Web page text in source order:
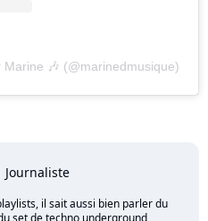
🎶 (@marinedmusique)
Journaliste
il sait aussi bien parler du
set de techno underground